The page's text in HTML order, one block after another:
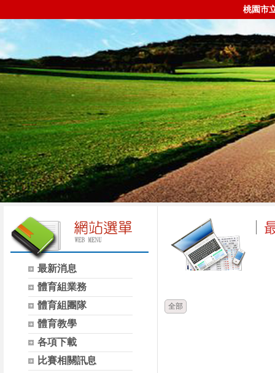
桃園市
最新消息
體育組業務
體育組團隊
體育教學
各項下載
比賽相關訊息
全部